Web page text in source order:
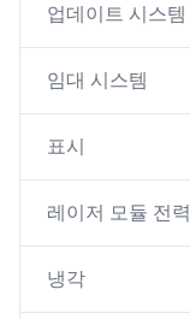
업데이트 시스템
임대 시스템
표시
레이저 모듈 전력
냉각